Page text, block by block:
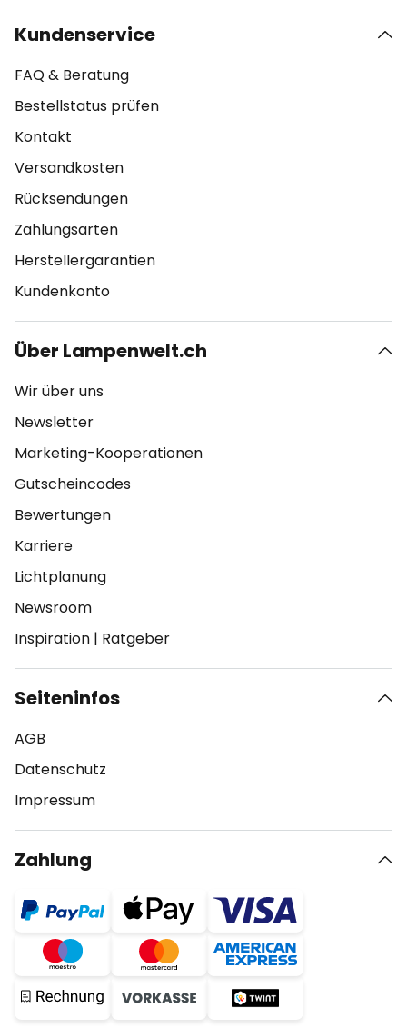
Kundenservice
FAQ & Beratung
Bestellstatus prüfen
Kontakt
Versandkosten
Rücksendungen
Zahlungsarten
Herstellergarantien
Kundenkonto
Über Lampenwelt.ch
Wir über uns
Newsletter
Marketing-Kooperationen
Gutscheincodes
Bewertungen
Karriere
Lichtplanung
Newsroom
Inspiration | Ratgeber
Seiteninfos
AGB
Datenschutz
Impressum
Zahlung